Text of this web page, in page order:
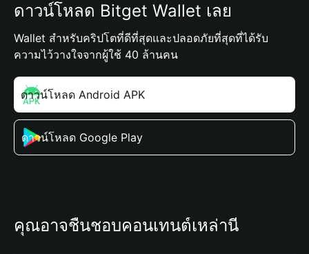
ดาวน์โหลด Bitget Wallet เลย
Wallet สำหรับคริปโตที่ดีที่สุดและปลอดภัยที่สุดที่ได้รับ
ความไว้วางใจจากผู้ใช้ 40 ล้านคน
ดาวน์โหลด Android APK
ดาวน์โหลด Google Play
คุณอาจชื่นชอบคอนเทนต์เหล่านี้